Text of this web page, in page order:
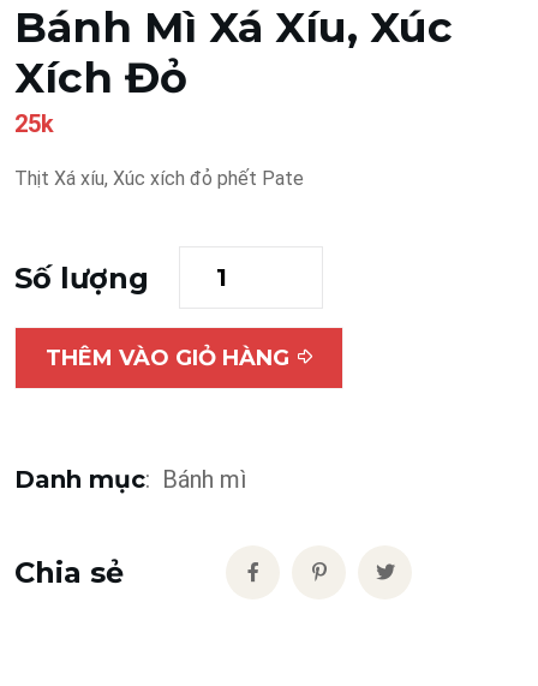
Bánh Mì Xá Xíu, Xúc
Xích Đỏ
25k
Thịt Xá xíu, Xúc xích đỏ phết Pate
Số lượng
THÊM VÀO GIỎ HÀNG
Danh mục: Bánh mì
Chia sẻ